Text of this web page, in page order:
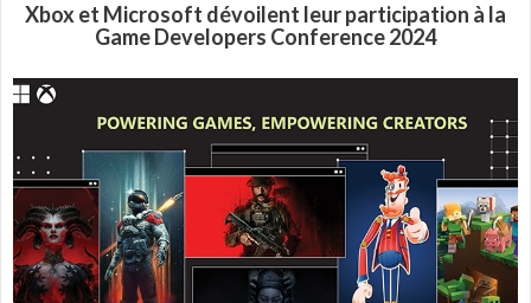
Xbox et Microsoft dévoilent leur participation à la
Game Developers Conference 2024